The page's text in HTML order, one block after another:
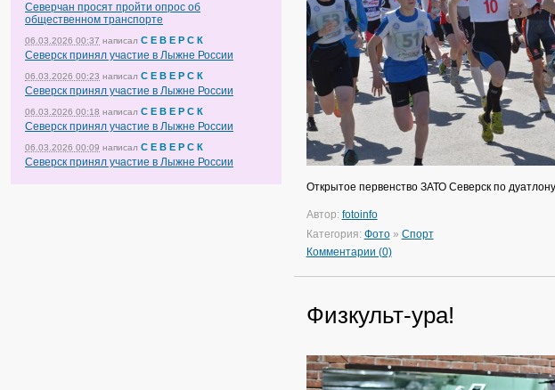
Северчан просят пройти опрос об
общественном транспорте
06.03.2026 00:37 написал С Е В Е Р С К
Северск принял участие в Лыжне России
06.03.2026 00:23 написал С Е В Е Р С К
Северск принял участие в Лыжне России
06.03.2026 00:18 написал С Е В Е Р С К
Северск принял участие в Лыжне России
06.03.2026 00:09 написал С Е В Е Р С К
Северск принял участие в Лыжне России
Открытое первенство ЗАТО Северск по
Автор: fotoinfo
Категория: Фото» Спорт
Комментарии (0)
Физкульт-ура!